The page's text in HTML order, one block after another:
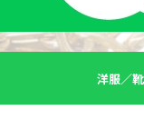
洋服／